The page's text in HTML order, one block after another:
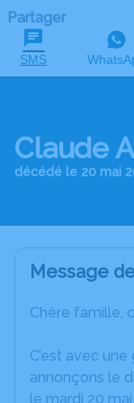
Partager
SMS
Claude
décédé le 20 mai
Message
Chère famille,
C’est avec
annonçons le
le mardi 20